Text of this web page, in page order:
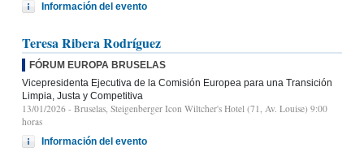
Información del evento
Teresa Ribera Rodríguez
FÓRUM EUROPA BRUSELAS
Vicepresidenta Ejecutiva de la Comisión Europea para una Transición
Limpia, Justa y Competitiva
13/01/2026 - Bruselas, Steigenberger Icon Wiltcher's Hotel (71, Av. Louise) 9:00
horas
Información del evento